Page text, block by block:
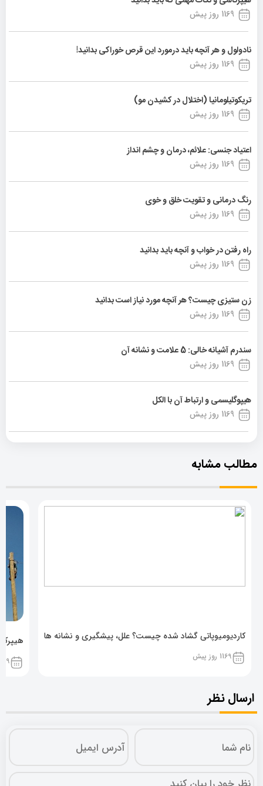
1169 روز پیش
نادولول و هر آنچه باید درمورد این قرص خوراکی بدانید!
1169 روز پیش
تریکوتیلومانیا (اختلال در کشیدن مو)
1169 روز پیش
اعتیاد جنسی: علائم، درمان و چشم انداز
1169 روز پیش
رنگ درمانی و تقویت خلق و خوی
1169 روز پیش
راه رفتن در خواب و آنچه باید بدانید
1169 روز پیش
زن ستیزی چیست؟ هر آنچه مورد نیاز است بدانید
1169 روز پیش
سندرم آشیانه خالی: 5 علامت و نشانه آن
1169 روز پیش
هیپوگلیسمی و ارتباط آن با الکل
1169 روز پیش
مطالب مشابه
کاردیومیوپاتی گشاد شده چیست؟ علل، پیشگیری و نشانه ها
1169 روز پیش 1169
ارسال نظر